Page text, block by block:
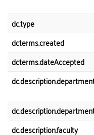
dc.type
dcterms.created
dcterms.dateAccepted
dc.description.faculty